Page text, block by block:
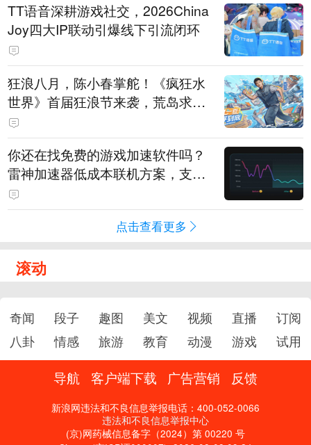
TT语音深耕游戏社交，2026China
Joy四大IP联动引爆线下引流闭环
狂浪八月，陈小春掌舵！《疯狂水
世界》首届狂浪节来袭，荒岛求生
直播即将开启
你还在找免费的游戏加速软件吗？
雷神加速器低成本联机方案，支持
免费试用
点击查看更多
滚动
奇闻 段子 趣图 美文 视频 直播
订阅
八卦
情感 旅游 教育 动漫 游戏 试用
导航 客户端下载 广告营销 反馈
新浪网违法和不良信息举报电话：400-052-0066
违法和不良信息举报中心
(京)网药械信息备字（2024）第 00220 号